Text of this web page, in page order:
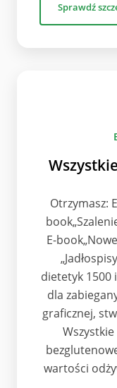
Sprawdź
Otrzymasz:
E-
dietetyk 1500
dla
graficznej,
wartości